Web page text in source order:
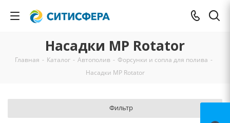
Насадки MP Rotator
Главная - Каталог - Автополив - Форсунки и сопла для полива -
Насадки MP Rotator
Фильтр